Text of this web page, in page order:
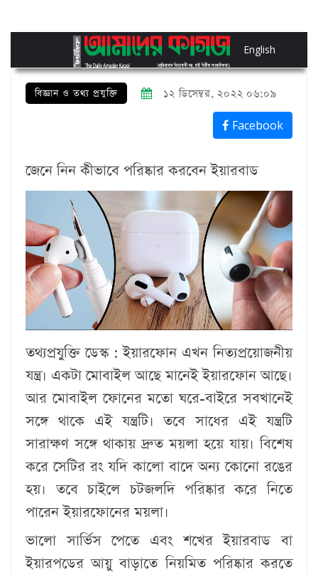
English
বিজ্ঞান ও তথ্য প্রযুক্তি ১২ ডিসেম্বর, ২০২২ ০৬:০৯
Facebook
জেনে নিন কীভাবে পরিষ্কার করবেন ইয়ারবাড
তথ্যপ্রযুক্তি ডেস্ক :ইয়ারফোন এখন নিত্যপ্রয়োজনীয়
যন্ত্র। একটা মোবাইল আছে মানেই ইয়ারফোন আছে।
আর মোবাইল ফোনের মতো ঘরে-বাইরে সবখানেই
সঙ্গে থাকে এই যন্ত্রটি। তবে সাধের এই যন্ত্রটি
সারাক্ষণ সঙ্গে থাকায় দ্রুত ময়লা হয়ে যায়। বিশেষ
করে সেটির রং যদি কালো বাদে অন্য কোনো রঙের
হয়। তবে চাইলে চটজলদি পরিষ্কার করে নিতে
পারেন ইয়ারফোনের ময়লা।
ভালো সার্ভিস পেতে এবং শখের ইয়ারবাড বা
ইয়ারপডের আয়ু বাড়াতে নিয়মিত পরিষ্কার করতে